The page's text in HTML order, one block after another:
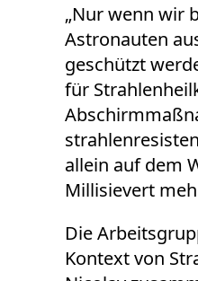
„Nur wenn wir
Astronauten
geschützt
für
allein auf dem
Millisievert
Die
Kontext von